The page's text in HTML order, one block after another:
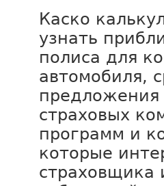
Каско
узнать
полиса для
автомобиля,
предложения
страховых
программ и
которые
страховщика